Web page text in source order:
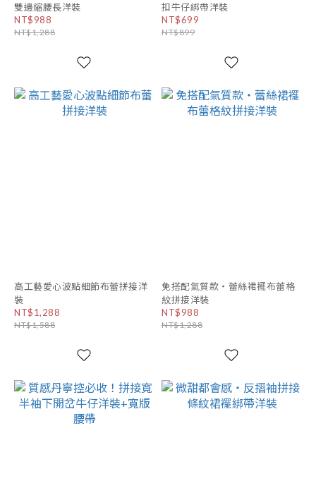
雙邊縮腰長洋裝
NT$988
NT$1,288
扣牛仔綁帶洋裝
NT$699
NT$899
高工藝愛心波點細節布蕾拼接洋
裝
NT$1,288
NT$1,588
免搭配氣質款・蕾絲裙襬布蕾格
紋拼接洋裝
NT$988
NT$1,288